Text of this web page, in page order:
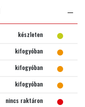
készleten
kifogyóban
kifogyóban
kifogyóban
nincs raktáron